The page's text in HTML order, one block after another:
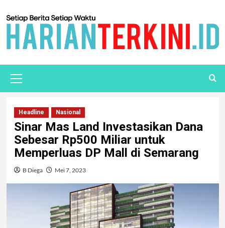
Headline Nasional
Sinar Mas Land Investasikan Dana
Sebesar Rp500 Miliar untuk
Memperluas DP Mall di Semarang
B Diega Mei 7, 2023